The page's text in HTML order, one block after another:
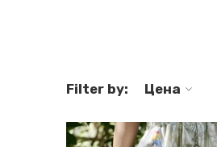
Filter by: Цена